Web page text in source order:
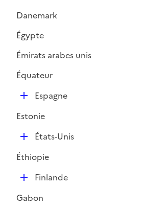
Danemark
Égypte
Émirats arabes unis
Équateur
D
p
e
Espagne
Estonie
D
p
e
États-Unis
Éthiopie
D
p
Finlande
Gabon